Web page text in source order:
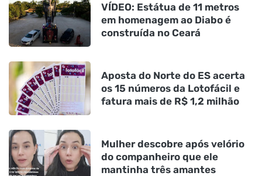
VÍDEO: Estátua de 11 metros
em homenagem ao Diabo é
construída no Ceará
Aposta do Norte do ES acerta
os 15 números da Lotofácil e
fatura mais de R$ 1,2 milhão
Mulher descobre após velório
do companheiro que ele
mantinha três amantes